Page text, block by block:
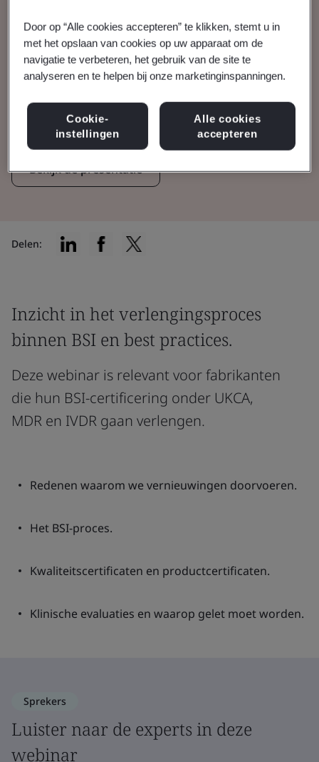
Een overzicht van het proces van
verlengingen binnen BSI, hoe fabrikanten
deze verlenging kunnen aanvragen en welke
documenten daarvoor nodig zijn.
Bekijk de webinar
Bekijk de presentatie
Delen:
Inzicht in het verlengingsproces
binnen BSI en best practices.
Deze webinar is relevant voor fabrikanten
die hun BSI-certificering onder UKCA,
MDR en IVDR gaan verlengen.
Redenen waarom we vernieuwingen doorvoeren.
Het BSI-proces.
Kwaliteitscertificaten en productcertificaten.
Klinische evaluaties en waarop gelet moet worden.
Sprekers
Luister naar de experts in deze
webinar
Door op “Alle cookies accepteren” te klikken, stemt u in
met het opslaan van cookies op uw apparaat om de
navigatie te verbeteren, het gebruik van de site te
analyseren en te helpen bij onze marketinginspanningen.
Cookie-
instellingen
Alle cookies
accepteren